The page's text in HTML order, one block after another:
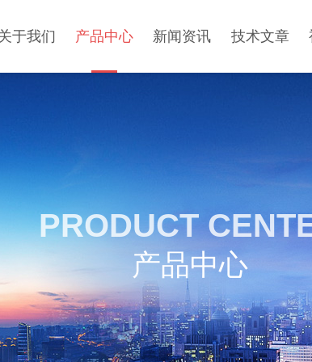
于我们 产品中心 新闻资讯 技术文章
PRODUCT
产品中心